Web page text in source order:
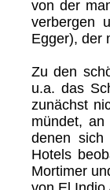
von der
verbergen
Egger), der
Zu den
u.a. das
zunächst
mündet,
denen
Hotels
Mortimer